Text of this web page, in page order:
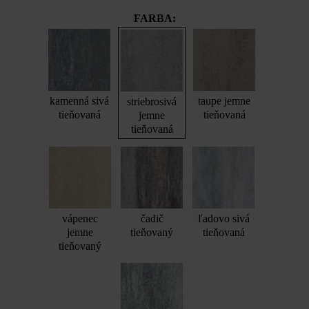
FARBA:
kamenná sivá
tieňovaná
striebrosivá
jemne
tieňovaná
taupe jemne
tieňovaná
vápenec
jemne
tieňovaný
čadič
tieňovaný
ľadovo sivá
tieňovaná